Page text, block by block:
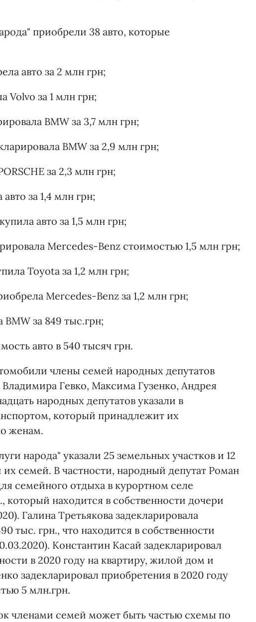
приобрели 38 авто, которые
авто за 2 млн грн;
Volvo за 1 млн грн;
BMW за 3,7 млн грн;
BMW за 2,9 млн грн;
за 2,3 млн грн;
за 1,4 млн грн;
авто за 1,5 млн грн;
Mercedes-Benz стоимостью 1,5 млн грн;
Toyota за 1,2 млн грн;
Mercedes-Benz за 1,2 млн грн;
за 849 тыс.грн;
авто в 540 тысяч грн.
члены семей народных депутатов
Гевко, Максима Гузенко, Андрея
народных депутатов указали в
который принадлежит их
женам.
народа" указали 25 земельных участков и 12
семей. В частности, народный депутат Роман
семейного отдыха в курортном селе
который находится в собственности дочери
Галина Третьякова задекларировала
тыс. грн., что находится в собственности
Константин Касай задекларировал
в 2020 году на квартиру, жилой дом и
задекларировал приобретения в 2020 году
5 млн.грн.
членами семей может быть частью схемы по